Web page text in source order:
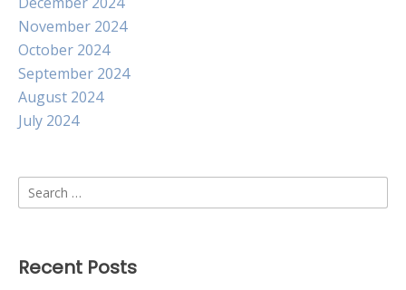
November 2024
October 2024
September 2024
August 2024
July 2024
Search
for:
Recent Posts